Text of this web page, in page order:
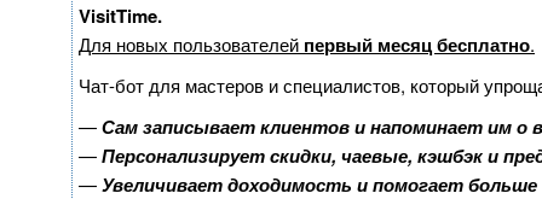
VisitTime.
Для новых пользователей первый месяц бесплатно.
Чат-бот для мастеров и специалистов, который
—Сам записывает клиентов и напоминает им о
—Персонализирует скидки, чаевые, кэшбэк и
—Увеличивает доходимость и помогает